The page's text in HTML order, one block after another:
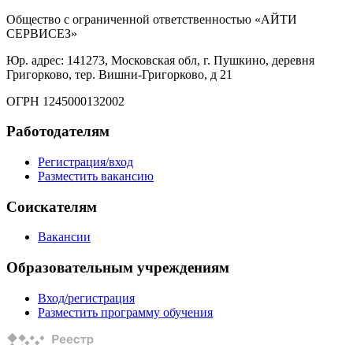
Общество с ограниченной ответственностью «АЙТИ
СЕРВИСЕЗ»
Юр. адрес: 141273, Московская обл, г. Пушкино, деревня
Григорково, тер. Вишни-Григорково, д 21
ОГРН 1245000132002
Работодателям
Регистрация/вход
Разместить вакансию
Соискателям
Вакансии
Образовательным учреждениям
Вход/регистрация
Разместить программу обучения